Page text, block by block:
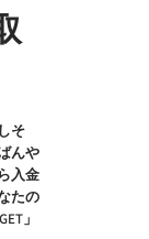
そ
んや
入金
たの
」